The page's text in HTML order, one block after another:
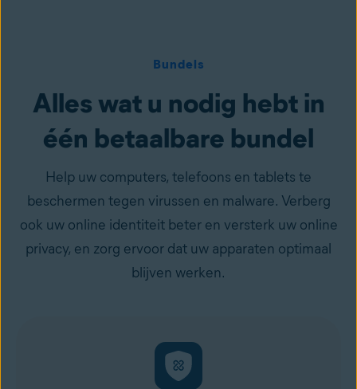
Bundels
Alles wat u nodig hebt in
één betaalbare bundel
Help uw computers, telefoons en tablets te
beschermen tegen virussen en malware. Verberg
ook uw online identiteit beter en versterk uw online
privacy, en zorg ervoor dat uw apparaten optimaal
blijven werken.